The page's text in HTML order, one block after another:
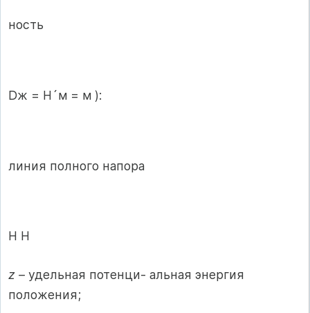
ность
Dж = H´м = м ):
линия полного напора
H H
z – удельная потенци- альная энергия
положения;